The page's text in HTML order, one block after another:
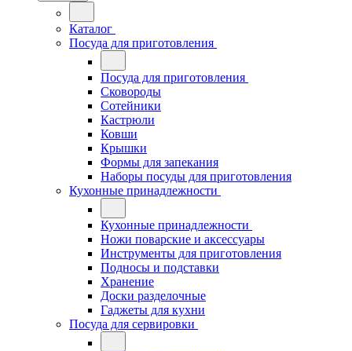
Каталог
Посуда для приготовления
Посуда для приготовления
Сковороды
Сотейники
Кастрюли
Ковши
Крышки
Формы для запекания
Наборы посуды для приготовления
Кухонные принадлежности
Кухонные принадлежности
Ножи поварские и аксессуары
Инструменты для приготовления
Подносы и подставки
Хранение
Доски разделочные
Гаджеты для кухни
Посуда для сервировки